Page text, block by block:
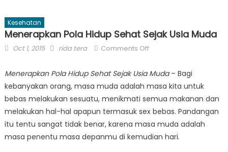
Kesehatan
Menerapkan Pola Hidup Sehat Sejak Usia Muda
Posted
Oct 1, 2015 Author
rida tera Comments Offon
Pola
Hidup
Usia
Muda
Menerapkan Pola Hidup Sehat Sejak Usia Muda– Bagi
kebanyakan orang, masa muda adalah masa kita untuk
bebas melakukan sesuatu, menikmati semua makanan dan
melakukan hal-hal apapun termasuk sex bebas. Pandangan
itu tentu sangat tidak benar, karena masa muda adalah
masa penentu masa depanmu di kemudian hari.